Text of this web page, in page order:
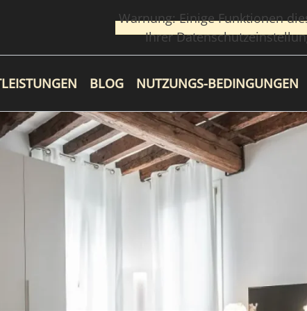
Warnung: Einige Funktionen
Ihrer
BLOG NUTZUNGS-BEDINGUNGEN